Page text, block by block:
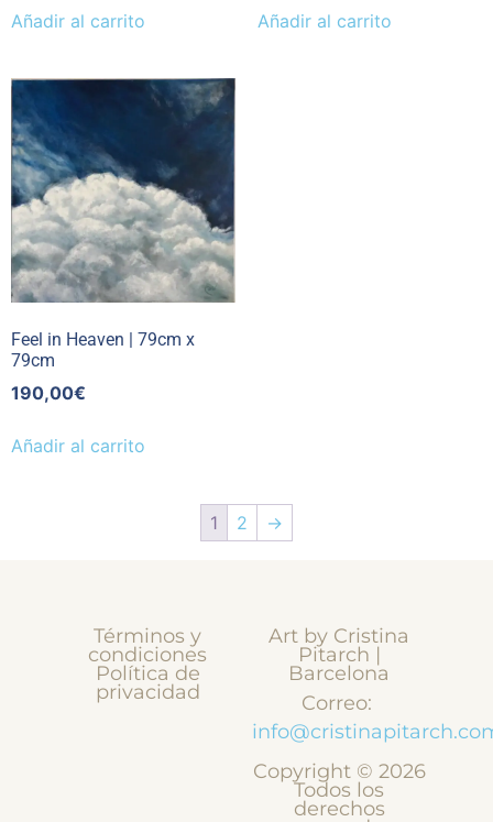
Añadir al carrito Añadir al carrito
Feel in Heaven | 79cm x
79cm
190,00€
Añadir al carrito
1 2 →
Términos y
condiciones
Política de
privacidad
Art by Cristina
Pitarch |
Barcelona
Correo:
Copyright © 2026
Todos los
derechos